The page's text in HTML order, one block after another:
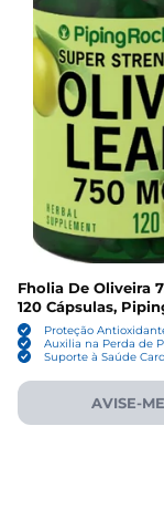
Fholia De Oliveira
120 Cápsulas,
Proteção
Auxilia na Perda de
Suporte à Saúde
AVISE-ME